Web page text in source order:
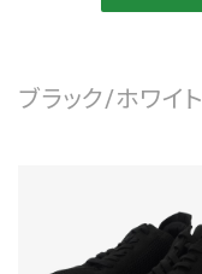
ブラック/ホワイト